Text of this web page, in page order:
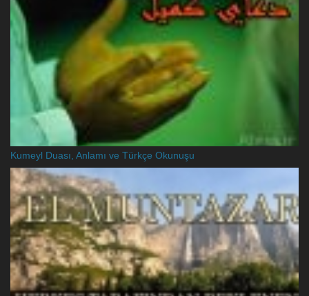
Kumeyl Duası, Anlamı ve Türkçe Okunuşu